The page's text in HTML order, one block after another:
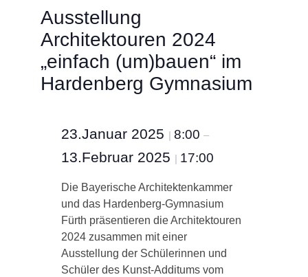
Ausstellung
Architektouren 2024
„einfach (um)bauen“ im
Hardenberg Gymnasium
23.Januar 2025 | 8:00 –
13.Februar 2025 | 17:00
Die Bayerische Architektenkammer
und das Hardenberg-Gymnasium
Fürth präsentieren die Architektouren
2024 zusammen mit einer
Ausstellung der Schülerinnen und
Schüler des Kunst-Additums vom